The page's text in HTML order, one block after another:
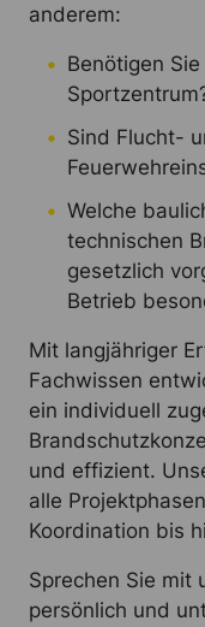
anderem:
Benötigen
Sind Flucht-
Welche
technischen
gesetzlich
Betrieb
Mit langjähriger
Fachwissen
ein individuell
und effizient.
alle
Koordination bis
Sprechen Sie mit
persönlich und